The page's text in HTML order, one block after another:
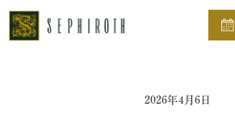
ホーム
2026年4月6日